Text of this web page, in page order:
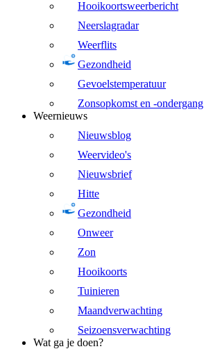
Hooikoortsweerbericht
Neerslagradar
Weerflits
Gezondheid
Gevoelstemperatuur
Zonsopkomst en -ondergang
Weernieuws
Nieuwsblog
Weervideo's
Nieuwsbrief
Hitte
Gezondheid
Onweer
Zon
Hooikoorts
Tuinieren
Maandverwachting
Seizoensverwachting
Wat ga je doen?